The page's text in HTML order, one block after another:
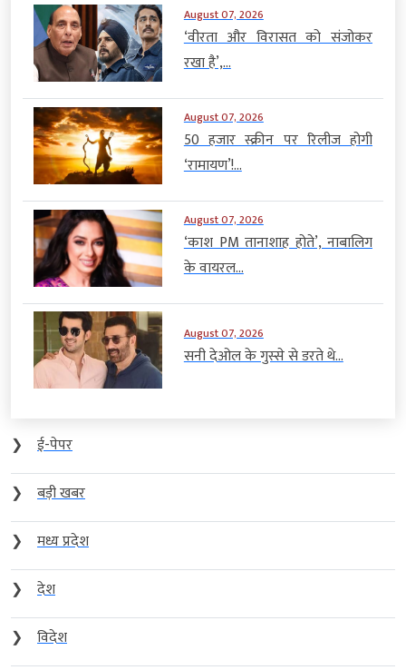
August 07, 2026
‘वीरता और विरासत को संजोकर
रखा है’,...
August 07, 2026
50 हजार स्क्रीन पर रिलीज होगी
‘रामायण’!...
August 07, 2026
‘काश PM तानाशाह होते’, नाबालिग
के वायरल...
August 07, 2026
सनी देओल के गुस्से से डरते थे...
❯
ई-पेपर
❯
बड़ी खबर
❯
मध्य प्रदेश
❯
देश
❯
विदेश